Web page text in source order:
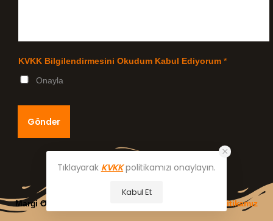
KVKK Bilgilendirmesini Okudum Kabul Ediyorum *
Onayla
Gönder
Margi Outlet AVM © 2024| KVKK Bilgilendirme ve Politikamız
Tıklayarak KVKKpolitikamızı onaylayın.
Kabul Et